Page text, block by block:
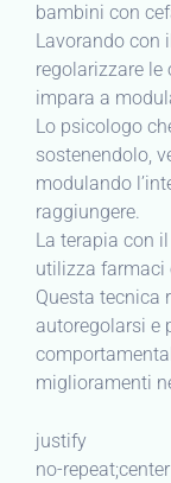
bambini con
Lavorando con
regolarizzare
impara a
Lo psicologo
sostenendolo,
modulando
raggiungere.
La terapia con
utilizza farmaci
Questa tecnica
autoregolarsi e
miglioramenti
justify
no-